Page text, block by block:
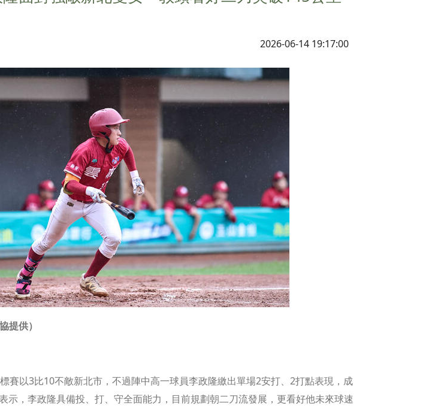
2026-06-14 19:17:00
提供）
賽以3比10不敵新北市，不過陣中高一球員李政隆繳出單場2安打、2打點表現，成
示，李政隆具備投、打、守全面能力，目前規劃朝二刀流發展，更看好他未來球速